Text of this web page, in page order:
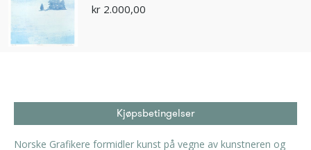
kr 2.000,00
Kjøpsbetingelser
Norske Grafikere formidler kunst på vegne av kunstneren og